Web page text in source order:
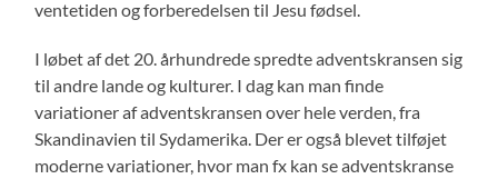
ventetiden og forberedelsen til Jesu fødsel.
I løbet af det 20. århundrede spredte adventskransen sig
til andre lande og kulturer. I dag kan man finde
variationer af adventskransen over hele verden, fra
Skandinavien til Sydamerika. Der er også blevet tilføjet
moderne variationer, hvor man fx kan se adventskranse